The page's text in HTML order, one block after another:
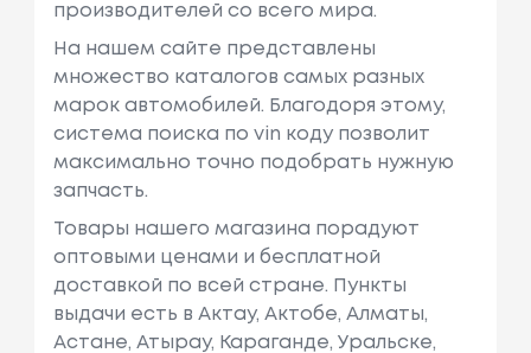
производителей со всего мира.
На нашем сайте представлены
множество каталогов самых разных
марок автомобилей. Благодоря этому,
система поиска по vin коду позволит
максимально точно подобрать нужную
запчасть.
Товары нашего магазина порадуют
оптовыми ценами и бесплатной
доставкой по всей стране. Пункты
выдачи есть в Актау, Актобе, Алматы,
Астане, Атырау, Караганде, Уральске,